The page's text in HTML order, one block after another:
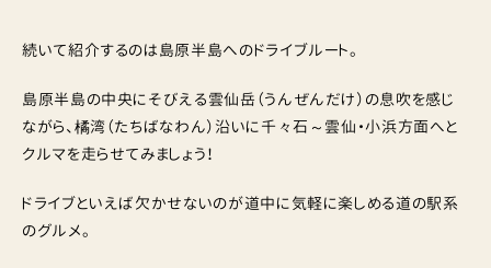
続いて紹介するのは島原半島へのドライブルート。
島原半島の中央にそびえる雲仙岳（うんぜんだけ）の息吹を感じ
ながら、橘湾（たちばなわん）沿いに千々石～雲仙・小浜方面へと
クルマを走らせてみましょう！
ドライブといえば欠かせないのが道中に気軽に楽しめる道の駅系
のグルメ。